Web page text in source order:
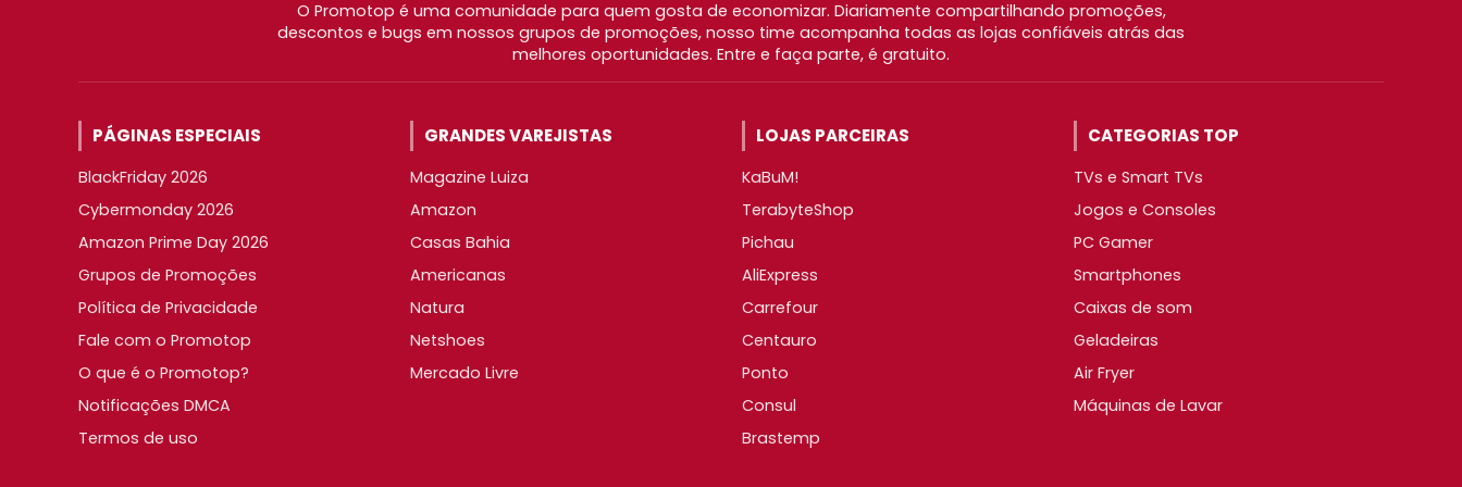
O Promotop é uma comunidade para quem gosta de economizar. Diariamente compartilhando promoções,
descontos e bugs em nossos grupos de promoções, nosso time acompanha todas as lojas confiáveis atrás das
melhores oportunidades. Entre e faça parte, é gratuito.
PÁGINAS ESPECIAIS
BlackFriday 2026
Cybermonday 2026
Amazon Prime Day 2026
Grupos de Promoções
Política de Privacidade
Fale com o Promotop
O que é o Promotop?
Notificações DMCA
Termos de uso
GRANDES VAREJISTAS
Magazine Luiza
Amazon
Casas Bahia
Americanas
Natura
Netshoes
Mercado Livre
LOJAS PARCEIRAS
KaBuM!
TerabyteShop
Pichau
AliExpress
Carrefour
Centauro
Ponto
Consul
Brastemp
CATEGORIAS TOP
TVs e Smart TVs
Jogos e Consoles
PC Gamer
Smartphones
Caixas de som
Geladeiras
Air Fryer
Máquinas de Lavar